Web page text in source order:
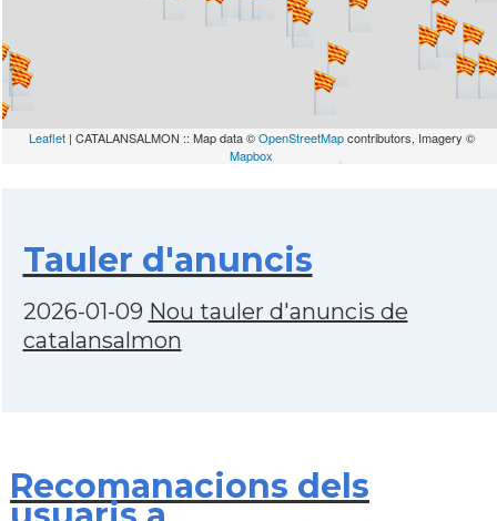
Leaflet| CATALANSALMON :: Map data ©OpenStreetMapcontributors, Imagery ©
Mapbox
Tauler d'anuncis
2026-01-09 Nou tauler d'anuncis de
catalansalmon
Recomanacions dels